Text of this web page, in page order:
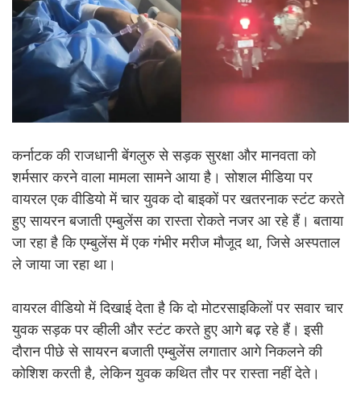
कर्नाटक की राजधानी बेंगलुरु से सड़क सुरक्षा और मानवता को
शर्मसार करने वाला मामला सामने आया है। सोशल मीडिया पर
वायरल एक वीडियो में चार युवक दो बाइकों पर खतरनाक स्टंट करते
हुए सायरन बजाती एम्बुलेंस का रास्ता रोकते नजर आ रहे हैं। बताया
जा रहा है कि एम्बुलेंस में एक गंभीर मरीज मौजूद था, जिसे अस्पताल
ले जाया जा रहा था।
वायरल वीडियो में दिखाई देता है कि दो मोटरसाइकिलों पर सवार चार
युवक सड़क पर व्हीली और स्टंट करते हुए आगे बढ़ रहे हैं। इसी
दौरान पीछे से सायरन बजाती एम्बुलेंस लगातार आगे निकलने की
कोशिश करती है, लेकिन युवक कथित तौर पर रास्ता नहीं देते।